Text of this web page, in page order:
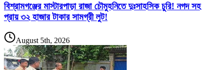
বিশ্রামগঞ্জের মাস্টারপাড়া রাজা চৌমুহনিতে দুঃসাহসিক চুরি! নগদ সহ
প্রায় ৩২ হাজার টাকার সামগ্রী লুট!
August 5th, 2026